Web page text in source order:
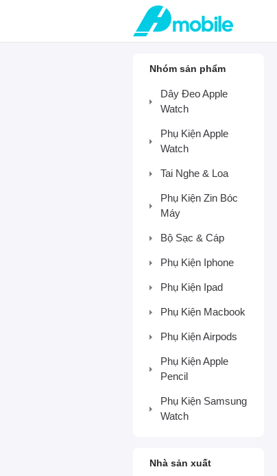
Nhóm sản phẩm
Dây Đeo Apple
Watch
Phụ Kiện Apple
Watch
Tai Nghe & Loa
Phụ Kiện Zin Bóc
Máy
Bộ Sạc & Cáp
Phụ Kiện Iphone
Phụ Kiện Ipad
Phụ Kiện Macbook
Phụ Kiện Airpods
Phụ Kiện Apple
Pencil
Phụ Kiện Samsung
Watch
Nhà sản xuất